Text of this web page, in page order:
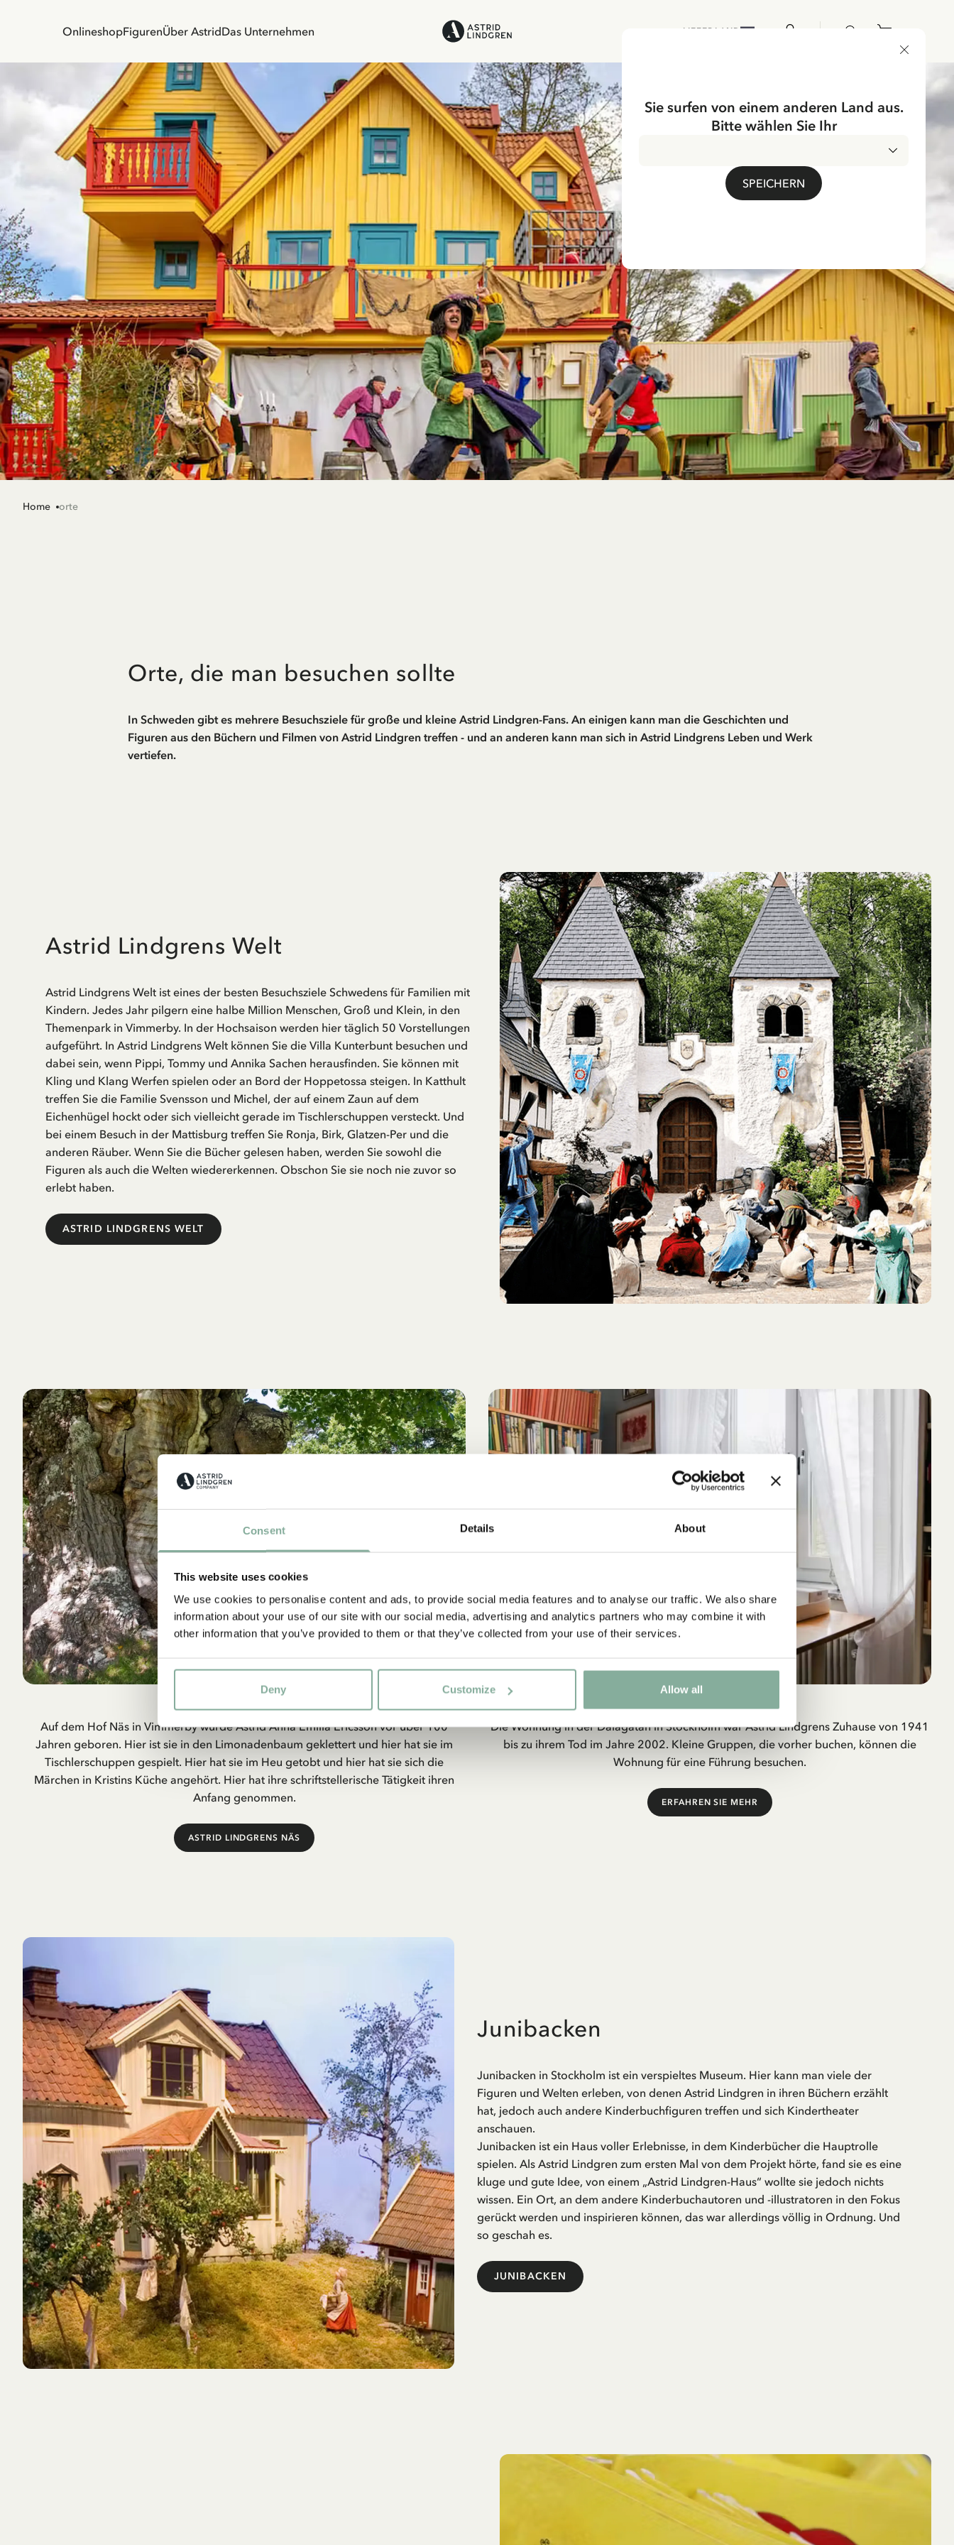
Consent Details About
This website uses cookies
We use cookies to personalise content and ads, to provide social media features and to analyse our traffic. We also share
information about your use of our site with our social media, advertising and analytics partners who may combine it with
other information that you’ve provided to them or that they’ve collected from your use of their services.
Deny Customize Allow all
OnlineshopFigurenÜber AstridDas Unternehmen LIEFERLAND
Home orte
Orte, die man besuchen sollte
In Schweden gibt es mehrere Besuchsziele für große und kleine Astrid Lindgren-Fans. An einigen kann man die Geschichten und
Figuren aus den Büchern und Filmen von Astrid Lindgren treffen - und an anderen kann man sich in Astrid Lindgrens Leben und Werk
vertiefen.
Astrid Lindgrens Welt
Astrid Lindgrens Welt ist eines der besten Besuchsziele Schwedens für Familien mit
Kindern. Jedes Jahr pilgern eine halbe Million Menschen, Groß und Klein, in den
Themenpark in Vimmerby. In der Hochsaison werden hier täglich 50 Vorstellungen
aufgeführt. In Astrid Lindgrens Welt können Sie die Villa Kunterbunt besuchen und
dabei sein, wenn Pippi, Tommy und Annika Sachen herausfinden. Sie können mit
Kling und Klang Werfen spielen oder an Bord der Hoppetossa steigen. In Katthult
treffen Sie die Familie Svensson und Michel, der auf einem Zaun auf dem
Eichenhügel hockt oder sich vielleicht gerade im Tischlerschuppen versteckt. Und
bei einem Besuch in der Mattisburg treffen Sie Ronja, Birk, Glatzen-Per und die
anderen Räuber. Wenn Sie die Bücher gelesen haben, werden Sie sowohl die
Figuren als auch die Welten wiedererkennen. Obschon Sie sie noch nie zuvor so
erlebt haben.
ASTRID LINDGRENS WELT
Astrid Lindgrens Näs
Auf dem Hof Näs in Vimmerby wurde Astrid Anna Emilia Ericsson vor über 100
Jahren geboren. Hier ist sie in den Limonadenbaum geklettert und hier hat sie im
Tischlerschuppen gespielt. Hier hat sie im Heu getobt und hier hat sie sich die
Märchen in Kristins Küche angehört. Hier hat ihre schriftstellerische Tätigkeit ihren
Anfang genommen.
ASTRID LINDGRENS NÄS
Dalagatan 46
Die Wohnung in der Dalagatan in Stockholm war Astrid Lindgrens Zuhause von 1941
bis zu ihrem Tod im Jahre 2002. Kleine Gruppen, die vorher buchen, können die
Wohnung für eine Führung besuchen.
ERFAHREN SIE MEHR
Junibacken
Junibacken in Stockholm ist ein verspieltes Museum. Hier kann man viele der
Figuren und Welten erleben, von denen Astrid Lindgren in ihren Büchern erzählt
hat, jedoch auch andere Kinderbuchfiguren treffen und sich Kindertheater
anschauen.
Junibacken ist ein Haus voller Erlebnisse, in dem Kinderbücher die Hauptrolle
spielen. Als Astrid Lindgren zum ersten Mal von dem Projekt hörte, fand sie es eine
kluge und gute Idee, von einem „Astrid Lindgren-Haus“ wollte sie jedoch nichts
wissen. Ein Ort, an dem andere Kinderbuchautoren und -illustratoren in den Fokus
gerückt werden und inspirieren können, das war allerdings völlig in Ordnung. Und
so geschah es.
JUNIBACKEN
Sie surfen von einem anderen Land aus.
Bitte wählen Sie Ihr
SPEICHERN